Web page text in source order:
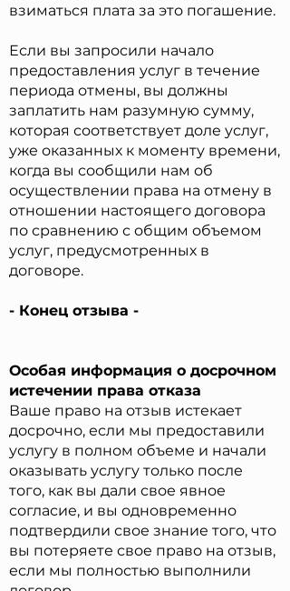
взиматься плата за это погашение.
Если вы запросили начало
предоставления услуг в течение
периода отмены, вы должны
заплатить нам разумную сумму,
которая соответствует доле услуг,
уже оказанных к моменту времени,
когда вы сообщили нам об
осуществлении права на отмену в
отношении настоящего договора
по сравнению с общим объемом
услуг, предусмотренных в
договоре.
- Конец отзыва -
Особая информация о досрочном
истечении права отказа
Ваше право на отзыв истекает
досрочно, если мы предоставили
услугу в полном объеме и начали
оказывать услугу только после
того, как вы дали свое явное
согласие, и вы одновременно
подтвердили свое знание того, что
вы потеряете свое право на отзыв,
если мы полностью выполнили